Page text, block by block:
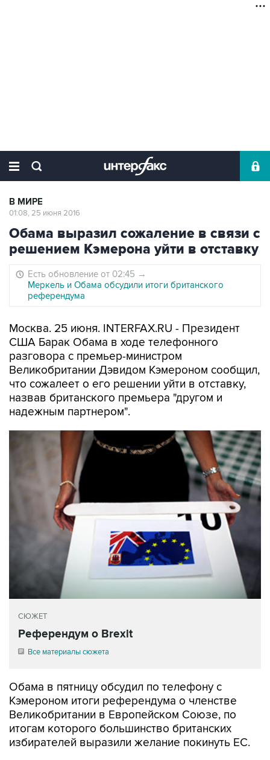
В МИРЕ
01:08, 25 июня 2016
Обама выразил сожаление в связи с
решением Кэмерона уйти в отставку
Есть обновление от 02:45 →
Меркель и Обама обсудили итоги британского
референдума
Москва. 25 июня. INTERFAX.RU - Президент
США Барак Обама в ходе телефонного
разговора с премьер-министром
Великобритании Дэвидом Кэмероном сообщил,
что сожалеет о его решении уйти в отставку,
назвав британского премьера "другом и
надежным партнером".
СЮЖЕТ
Референдум о Brexit
Все материалы сюжета
Обама в пятницу обсудил по телефону с
Кэмероном итоги референдума о членстве
Великобритании в Европейском Союзе, по
итогам которого большинство британских
избирателей выразили желание покинуть ЕС.